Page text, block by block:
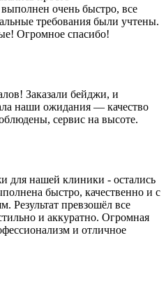
очень быстро, все
требования были учтены.
Огромное спасибо!
Заказали бейджи, и
наши ожидания — качество
сервис на высоте.
для нашей клиники - остались
быстро, качественно и с
Результат превзошёл все
и аккуратно. Огромная
и отличное